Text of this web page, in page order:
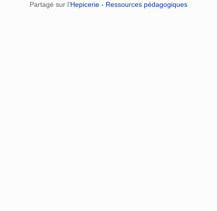
Partagé sur l’Hepicerie - Ressources pédagogiques